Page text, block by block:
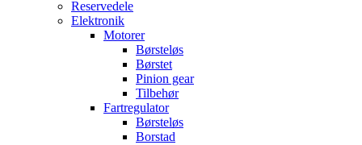
Reservedele
Elektronik
Motorer
Børsteløs
Børstet
Pinion gear
Tilbehør
Fartregulator
Børsteløs
Borstad